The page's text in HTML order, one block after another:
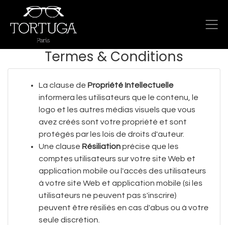
Termes & Conditions
La clause de Propriété Intellectuelle
informera les utilisateurs que le contenu, le
logo et les autres médias visuels que vous
avez créés sont votre propriété et sont
protégés par les lois de droits d'auteur.
Une clause Résiliationprécise que les
comptes utilisateurs sur votre site Web et
application mobile ou l'accès des utilisateurs
à votre site Web et application mobile (si les
utilisateurs ne peuvent pas s'inscrire)
peuvent être résiliés en cas d'abus ou à votre
seule discrétion.